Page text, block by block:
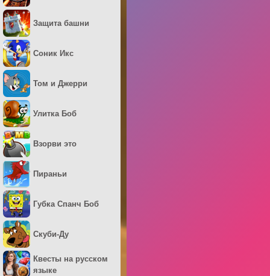
Защита башни
Соник Икс
Том и Джерри
Улитка Боб
Взорви это
Пираньи
Губка Спанч Боб
Скуби-Ду
Квесты на русском
языке